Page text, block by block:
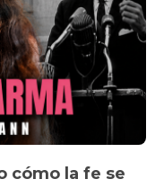
cómo la fe se